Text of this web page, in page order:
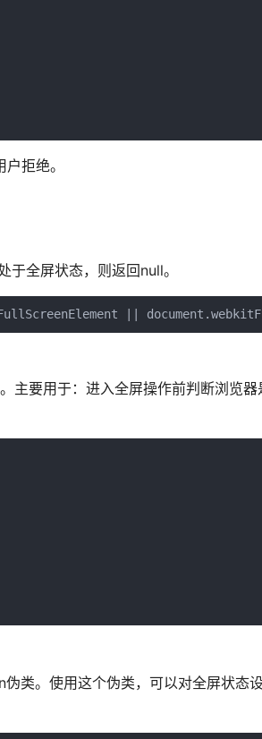
拒绝。
全屏状态，则返回null。
||
主要用于：进入全屏操作前判断浏览器
类。使用这个伪类，可以对全屏状态